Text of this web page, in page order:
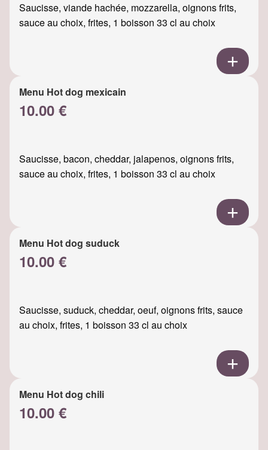
Saucisse, viande hachée, mozzarella, oignons frits,
sauce au choix, frites, 1 boisson 33 cl au choix
Menu Hot dog mexicain
10.00 €
Saucisse, bacon, cheddar, jalapenos, oignons frits,
sauce au choix, frites, 1 boisson 33 cl au choix
Menu Hot dog suduck
10.00 €
Saucisse, suduck, cheddar, oeuf, oignons frits, sauce
au choix, frites, 1 boisson 33 cl au choix
Menu Hot dog chili
10.00 €